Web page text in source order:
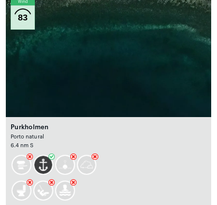
Wind
83
Purkholmen
Porto natural
6.4 nm S